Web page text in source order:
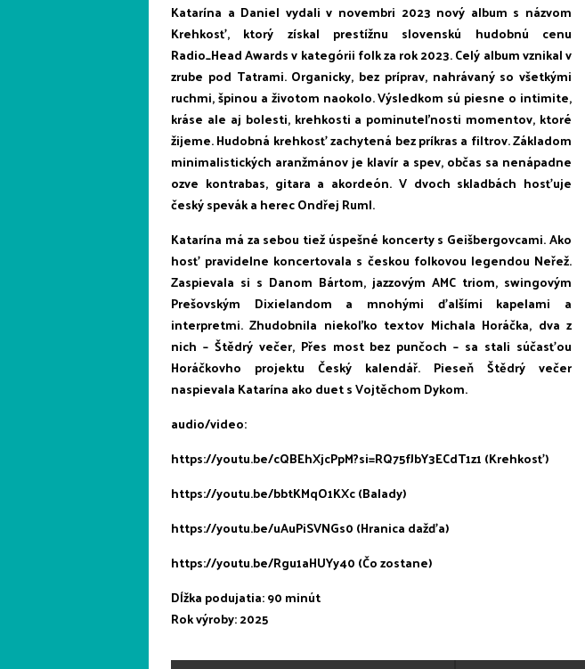
Katarína a Daniel vydali v novembri 2023 nový album s názvom
Krehkosť, ktorý získal prestížnu slovenskú hudobnú cenu
Radio_Head Awards v kategórii folk za rok 2023. Celý album vznikal v
zrube pod Tatrami. Organicky, bez príprav, nahrávaný so všetkými
ruchmi, špinou a životom naokolo. Výsledkom sú piesne o intimite,
kráse ale aj bolesti, krehkosti a pominuteľnosti momentov, ktoré
žijeme. Hudobná krehkosť zachytená bez príkras a filtrov. Základom
minimalistických aranžmánov je klavír a spev, občas sa nenápadne
ozve kontrabas, gitara a akordeón. V dvoch skladbách hosťuje
český spevák a herec Ondřej Ruml.
Katarína má za sebou tiež úspešné koncerty s Geišbergovcami. Ako
hosť pravidelne koncertovala s českou folkovou legendou Neřež.
Zaspievala si s Danom Bártom, jazzovým AMC triom, swingovým
Prešovským Dixielandom a mnohými ďalšími kapelami a
interpretmi. Zhudobnila niekoľko textov Michala Horáčka, dva z
nich – Štědrý večer, Přes most bez punčoch – sa stali súčasťou
Horáčkovho projektu Český kalendář. Pieseň Štědrý večer
naspievala Katarína ako duet s Vojtěchom Dykom.
audio/video:
https://youtu.be/cQBEhXjcPpM?si=RQ75fJbY3ECdT1z1 (Krehkosť)
https://youtu.be/bbtKMqO1KXc (Balady)
https://youtu.be/uAuPiSVNGs0 (Hranica dažďa)
https://youtu.be/Rgu1aHUYy40 (Čo zostane)
Dĺžka podujatia: 90 minút
Rok výroby: 2025